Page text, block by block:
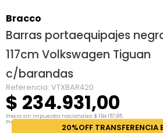
3.
amarok
4.
fiat
5. chevrolet
Bracco
Barras portaequipajes
117cm Volkswagen Tiguan
c/barandas
Referencia: VTXBAR420
$ 234.931,00
Precio sin impuestos nacionales:$ 194.157,85
Precio por unidad:
20%OFF TRANSFERENCIA